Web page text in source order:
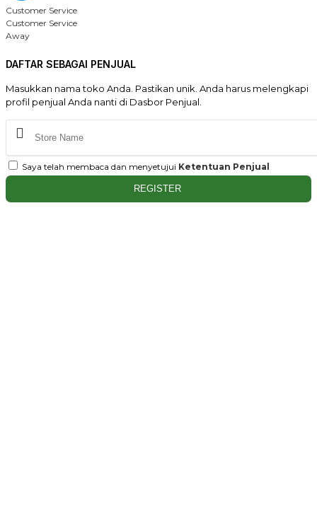
Customer Service
Customer Service
Away
DAFTAR SEBAGAI PENJUAL
Masukkan nama toko Anda. Pastikan unik. Anda harus melengkapi
profil penjual Anda nanti di Dasbor Penjual.
Saya telah membaca dan menyetujui Ketentuan Penjual
REGISTER